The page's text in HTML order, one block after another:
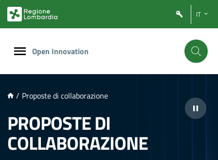
PRINCIPALE
IT
Open Innovation
/ Proposte di collaborazione
PROPOSTE DI
COLLABORAZIONE